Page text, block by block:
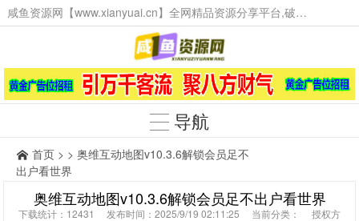
咸鱼资源网【www.xianyuai.cn】全网精品资源分享平台,破解软件,技术源码,火爆项目,工具辅助,这里无所不有。
导航
首页 > > 奥维互动地图v10.3.6解锁会员足不
出户看世界
奥维互动地图v10.3.6解锁会员足不出户看世界
下载统计：12431 发布时间：2025/9/19 02:11:25 当前分类： 授权方